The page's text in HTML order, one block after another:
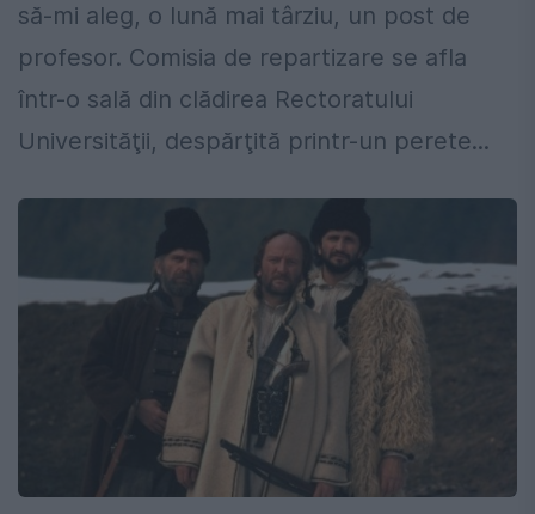
să-mi aleg, o lună mai târziu, un post de
profesor. Comisia de repartizare se afla
într-o sală din clădirea Rectoratului
Universităţii, despărţită printr-un perete...